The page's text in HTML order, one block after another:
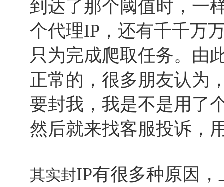
到达了那个阈值时，一
个代理IP，还有千千万
只为完成爬取任务。由
正常的，很多朋友认为
要封我，我是不是用了
然后就来找客服投诉，
其实封IP有很多种原因